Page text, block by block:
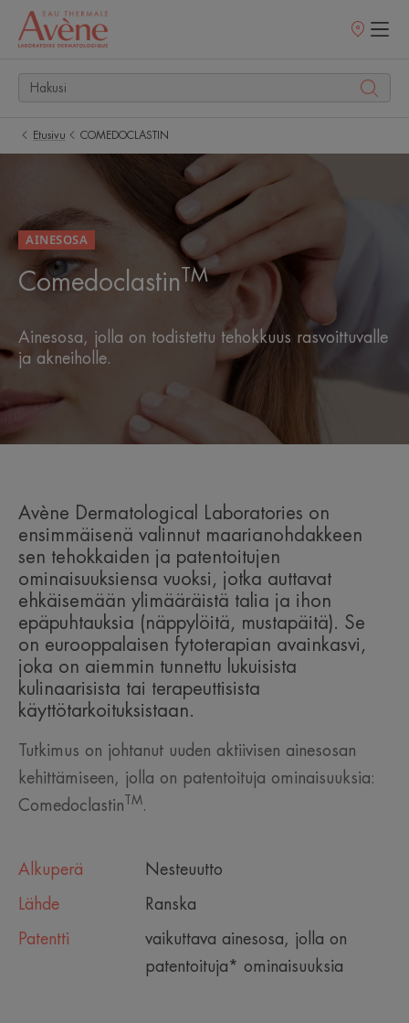
Myyntipisteet
Etusivu COMEDOCLASTIN
AINESOSA
ComedoclastinTM
Ainesosa, jolla on todistettu tehokkuus rasvoittuvalle
ja akneiholle.
Avène Dermatological Laboratories on
ensimmäisenä valinnut maarianohdakkeen
sen tehokkaiden ja patentoitujen
ominaisuuksiensa vuoksi, jotka auttavat
ehkäisemään ylimääräistä talia ja ihon
epäpuhtauksia (näppylöitä, mustapäitä). Se
on eurooppalaisen fytoterapian avainkasvi,
joka on aiemmin tunnettu lukuisista
kulinaarisista tai terapeuttisista
käyttötarkoituksistaan.
Tutkimus on johtanut uuden aktiivisen ainesosan
kehittämiseen, jolla on patentoituja ominaisuuksia:
Comedoclastin TM.
Alkuperä Nesteuutto
Lähde Ranska
Patentti
vaikuttava ainesosa, jolla on
patentoituja* ominaisuuksia